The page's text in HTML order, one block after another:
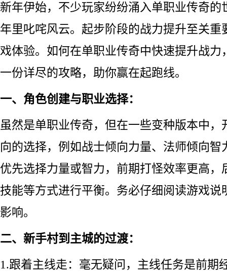
新年伊始，不少玩家纷纷涌入单职业传奇的
年里叱咤风云。起步阶段的战力提升至关重
戏体验。如何在单职业传奇中快速提升战力
一份详尽的攻略，助你赢在起跑线。
一、角色创建与职业选择：
虽然是单职业传奇，但在一些变种版本中，
向的选择，例如战士倾向力量、法师倾向智
优先选择力量或智力，前期打怪效率更高，
技能等方式进行平衡。务必仔细阅读游戏说
影响。
二、新手村到主城的过渡：
1.跟着主线走：毫无疑问，主线任务是前期